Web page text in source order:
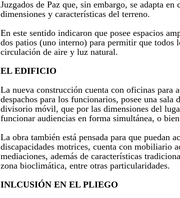
Juzgados de Paz que, sin embargo, se adapta en
dimensiones y características del terreno.
En este sentido indicaron que posee espacios
dos patios (uno interno) para permitir que todos
circulación de aire y luz natural.
EL EDIFICIO
La nueva construcción cuenta con oficinas para
despachos para los funcionarios, posee una sala
divisorio móvil, que por las dimensiones del
funcionar audiencias en forma simultánea, o
La obra también está pensada para que puedan
discapacidades motrices, cuenta con mobiliario
mediaciones, además de características
zona bioclimática, entre otras particularidades.
INLCUSIÓN EN EL PLIEGO